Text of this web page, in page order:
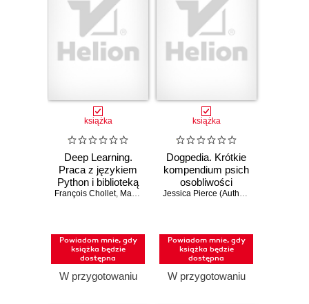
książka
Deep Learning.
Praca z językiem
Python i biblioteką
Keras. Wydanie III
François Chollet, Matthew Watson
Powiadom mnie, gdy
książka będzie
dostępna
W przygotowaniu
książka
Dogpedia. Krótkie
kompendium psich
osobliwości
Jessica Pierce (Author)
Powiadom mnie, gdy
książka będzie
dostępna
W przygotowaniu